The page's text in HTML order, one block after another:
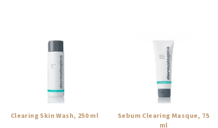
Clearing Skin Wash, 250 ml
Sebum Clearing Masque, 75
ml